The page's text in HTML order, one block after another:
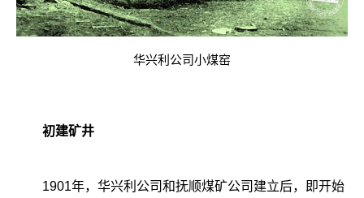
华兴利公司小煤窑
初建矿井
1901年，华兴利公司和抚顺煤矿公司建立后，即开始